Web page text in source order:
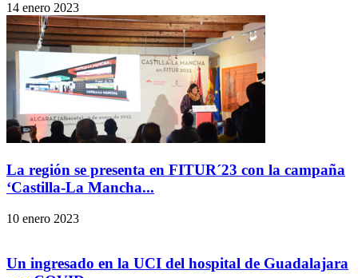
14 enero 2023
La región se presenta en FITUR´23 con la campaña
‘Castilla-La Mancha...
10 enero 2023
Un ingresado en la UCI del hospital de Guadalajara